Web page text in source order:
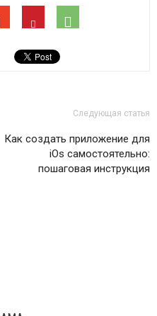
Следующая статья
Как создать приложение для
iOs самостоятельно:
пошаговая инструкция